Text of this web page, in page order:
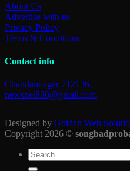
About Us
Advertise with us
Privacy Policy
Terms & Conditions
Contact info
Chandannagar 712136.
newsnet830@gmail.com
Designed by Golden Web
Copyright 2026 ©